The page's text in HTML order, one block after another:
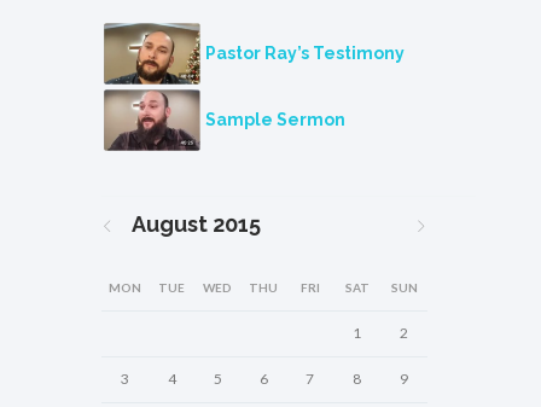
Pastor Ray’s Testimony
Sample Sermon
August 2015
MON TUE WED THU FRI SAT SUN
1 2
3 4 5 6 7 8 9